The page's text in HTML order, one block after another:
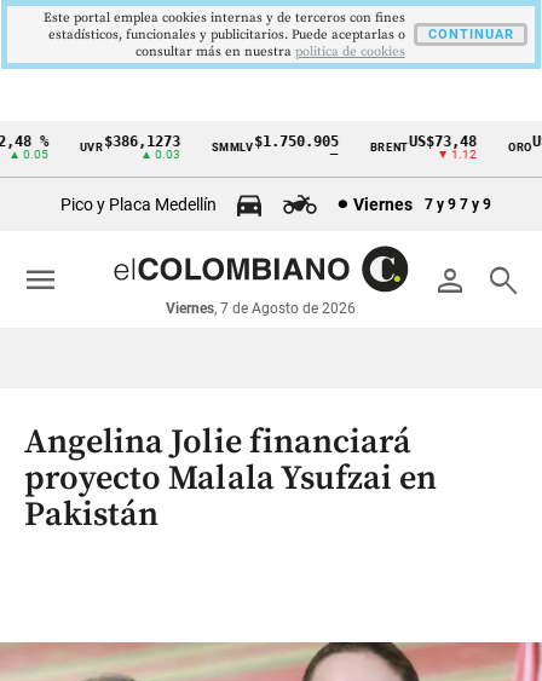
Cintillo
económicos
Colombia
%
0.05
UVR$386,1273
▲ 0.03
SMMLV$1.750.905 BRENTUS$73,48
▼ 1.12
ORO
Pico y Placa Medellín Viernes 7 y 9 7 y 9
person search
Viernes, 7 de Agosto de 2026
menu
Angelina Jolie financiará
proyecto Malala Ysufzai en
Pakistán
Este portal emplea cookies internas y de terceros con fines
estadísticos, funcionales y publicitarios. Puede aceptarlas o
consultar más en nuestra politica de cookies
CONTINUAR